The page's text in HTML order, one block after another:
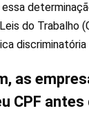
do Trabalho
as
CPF antes